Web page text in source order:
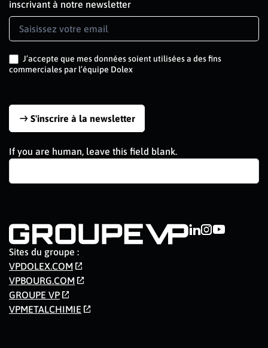
inscrivant à notre newsletter
Newsletter
Signup
J’accepte que mes données soient utilisées a des fins
commerciales par l’équipe Dolex
S'inscrire à la newsletter
If you are human, leave this field blank.
Sites du groupe :
VPDOLEX.COM
VPBOURG.COM
GROUPE VP
VPMETALCHIMIE